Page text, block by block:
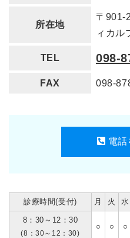
所在地
〒901-
ィカ
TEL 098-
FAX 098-
電話
診療時間(受付) 月 火 水
8：30～12：30
(8：30～12：30)
○ ○ ○